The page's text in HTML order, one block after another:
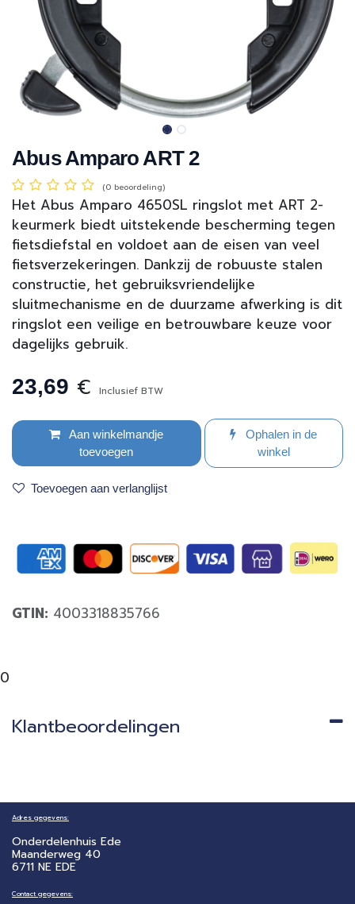
Abus Amparo ART 2
(0 beoordeling)
Het Abus Amparo 4650SL ringslot met ART 2-
keurmerk biedt uitstekende bescherming tegen
fietsdiefstal en voldoet aan de eisen van veel
fietsverzekeringen. Dankzij de robuuste stalen
constructie, het gebruiksvriendelijke
sluitmechanisme en de duurzame afwerking is dit
ringslot een veilige en betrouwbare keuze voor
dagelijks gebruik.
23,69 € Inclusief BTW
Aan winkelmandje
toevoegen
Ophalen in de
winkel
Toevoegen aan verlanglijst
GTIN: 4003318835766
0
Klantbeoordelingen
Adres gegevens:
Onderdelenhuis Ede
Maanderweg 40
6711 NE EDE
Contact gegevens: